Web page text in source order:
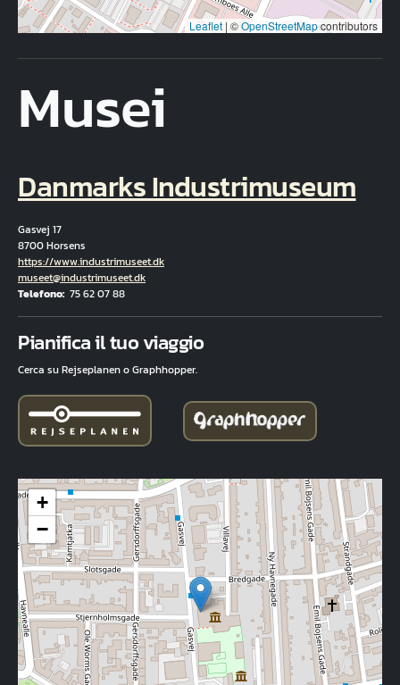
Leaflet | ©OpenStreetMapcontributors
Musei
Danmarks Industrimuseum
Gasvej 17
8700 Horsens
Hjemmeside
https://www.industrimuseet.dk
E-mail
museet@industrimuseet.dk
Telefono 75 62 07 88
Pianifica il tuo viaggio
Cerca su Rejseplanen o Graphhopper.
+
−